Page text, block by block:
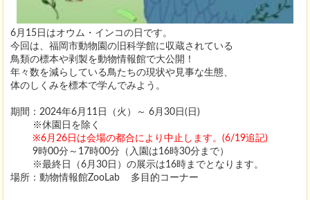
6月15日はオウム・インコの日です。
今回は、福岡市動物園の旧科学館に収蔵されている
鳥類の標本や剥製を動物情報館で大公開！
年々数を減らしている鳥たちの現状や見事な生態、
体のしくみを標本で学んでみよう。
期間：2024年6月11日（火）～ 6月30日(日)
※休園日を除く
※6月26日は会場の都合により中止します。(6/19追記)
9時00分～17時00分（入園は16時30分まで）
※最終日（6月30日）の展示は16時までとなります。
場所：動物情報館ZooLab 多目的コーナー